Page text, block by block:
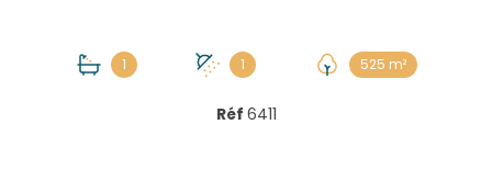
1 1 525 m²
Réf 6411